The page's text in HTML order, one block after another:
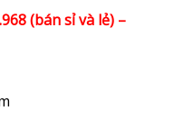
(bán sỉ và lẻ) –